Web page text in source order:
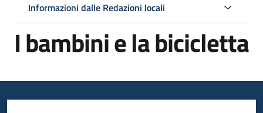
famiglie
Informazioni dalle Redazioni locali
I bambini e la bicicletta